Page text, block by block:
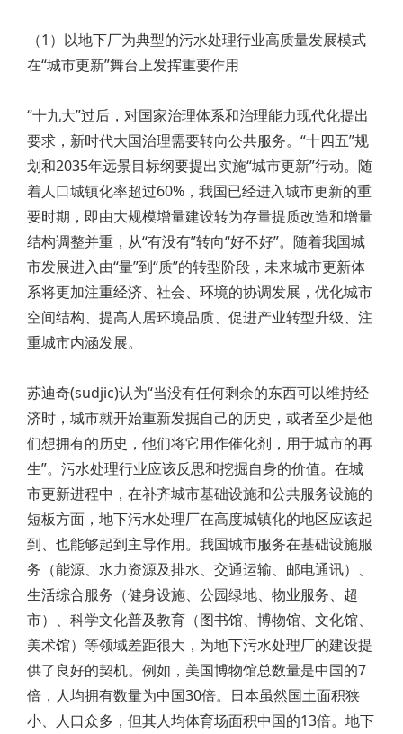
（1）以地下厂为典型的污水处理行业高质量发展模式
在“城市更新”舞台上发挥重要作用
“十九大”过后，对国家治理体系和治理能力现代化提出
要求，新时代大国治理需要转向公共服务。“十四五”规
划和2035年远景目标纲要提出实施“城市更新”行动。随
着人口城镇化率超过60%，我国已经进入城市更新的重
要时期，即由大规模增量建设转为存量提质改造和增量
结构调整并重，从“有没有”转向“好不好”。随着我国城
市发展进入由“量”到“质”的转型阶段，未来城市更新体
系将更加注重经济、社会、环境的协调发展，优化城市
空间结构、提高人居环境品质、促进产业转型升级、注
重城市内涵发展。
苏迪奇(sudjic)认为“当没有任何剩余的东西可以维持经
济时，城市就开始重新发掘自己的历史，或者至少是他
们想拥有的历史，他们将它用作催化剂，用于城市的再
生”。污水处理行业应该反思和挖掘自身的价值。在城
市更新进程中，在补齐城市基础设施和公共服务设施的
短板方面，地下污水处理厂在高度城镇化的地区应该起
到、也能够起到主导作用。我国城市服务在基础设施服
务（能源、水力资源及排水、交通运输、邮电通讯）、
生活综合服务（健身设施、公园绿地、物业服务、超
市）、科学文化普及教育（图书馆、博物馆、文化馆、
美术馆）等领域差距很大，为地下污水处理厂的建设提
供了良好的契机。例如，美国博物馆总数量是中国的7
倍，人均拥有数量为中国30倍。日本虽然国土面积狭
小、人口众多，但其人均体育场面积中国的13倍。地下